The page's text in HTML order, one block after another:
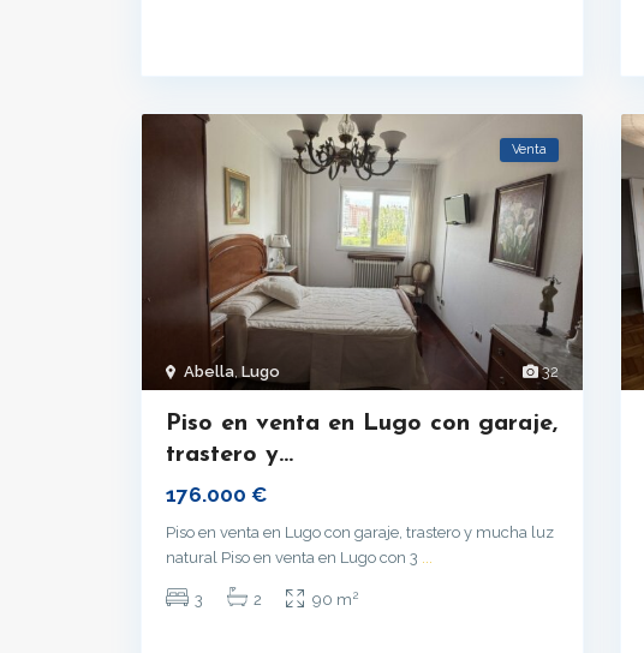
32
Abella Lugo
Venta
Piso en venta en Lugo con garaje,
trastero y...
176.000 €
Piso en venta en Lugo con garaje, trastero y mucha luz
natural Piso en venta en Lugo con 3
3 2 90 m2